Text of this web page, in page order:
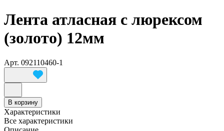
Лента атласная с люрексом
(золото) 12мм
Арт. 092110460-1
В корзину
Характеристики
Все характеристики